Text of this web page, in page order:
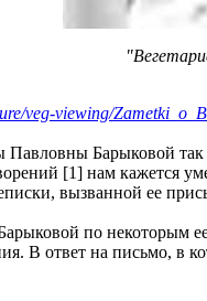
veg-viewing/
Барыковой
[1] нам кажется
вызванной ее
по некоторым
В ответ на письмо, в